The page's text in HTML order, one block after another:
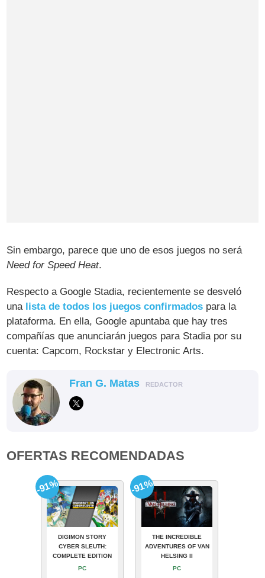
Sin embargo, parece que uno de esos juegos no será
Need for Speed Heat.
Respecto a Google Stadia, recientemente se desveló
una lista de todos los juegos confirmados para la
plataforma. En ella, Google apuntaba que hay tres
compañías que anunciarán juegos para Stadia por su
cuenta: Capcom, Rockstar y Electronic Arts.
Fran G. Matas REDACTOR
OFERTAS RECOMENDADAS
DIGIMON STORY
CYBER SLEUTH:
COMPLETE EDITION
PC
-91%
THE INCREDIBLE
ADVENTURES OF VAN
HELSING II
PC
-91%